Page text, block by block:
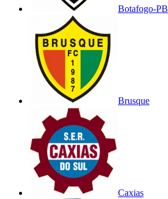
Botafogo-PB
Brusque
Caxias